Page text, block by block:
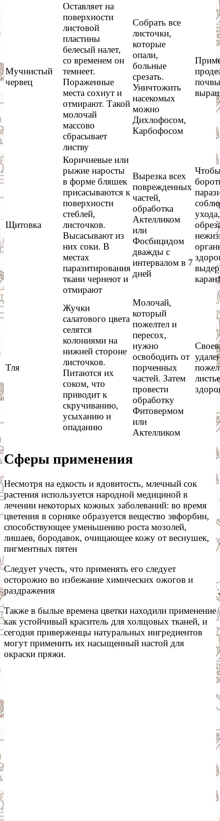
Мучнистый
червец
Оставляет на
поверхности
листовой
пластины
белесый налет,
со временем он
темнеет.
Пораженные
места сохнут и
отмирают. Такой
молочай
массово
сбрасывает
листву
Собрать все
листочки,
которые
опали,
больные
срезать.
Уничтожить
насекомых
можно
Дихлофосом,
Карбофосом
Щитовка
Коричневые или
рыжие наросты
в форме бляшек
присасываются к
поверхности
стеблей,
листочков.
Высасывают из
них соки. В
местах
паразитирования
ткани чернеют и
отмирают
Вырезка всех
поврежденных
частей,
обработка
Актелликом
или
Фосбицидом
дважды с
интервалом в 7
дней
Тля
Жучки
салатового цвета
селятся
колониями на
нижней стороне
листочков.
Питаются их
соком, что
приводит к
скручиванию,
усыханию и
опаданию
Молочай,
который
пожелтел и
пересох,
нужно
освободить от
порченных
частей. Затем
провести
обработку
Фитовермом
или
Актелликом
Сферы применения
Несмотря на едкость и ядовитость, млечный сок
растения используется народной медициной в
лечении некоторых кожных заболеваний: во время
цветения в сорняке образуется вещество эвфорбин,
способствующее уменьшению роста мозолей,
лишаев, бородавок, очищающее кожу от веснушек,
пигментных пятен
Следует учесть, что применять его следует
осторожно во избежание химических ожогов и
раздражения
Также в былые времена цветки находили применение
как устойчивый краситель для холщовых тканей, и
сегодня приверженцы натуральных ингредиентов
могут применить их насыщенный настой для
окраски пряжи.